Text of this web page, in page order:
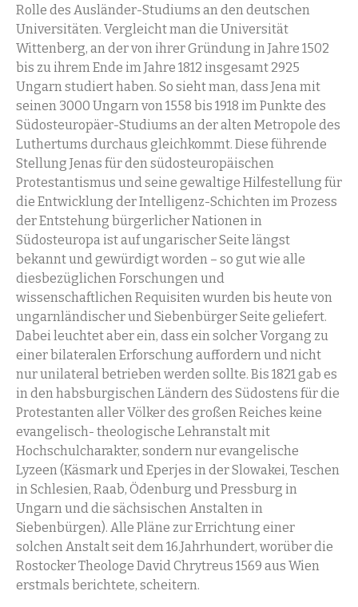
Rolle des Ausländer-Studiums an den deutschen
Universitäten. Vergleicht man die Universität
Wittenberg, an der von ihrer Gründung in Jahre 1502
bis zu ihrem Ende im Jahre 1812 insgesamt 2925
Ungarn studiert haben. So sieht man, dass Jena mit
seinen 3000 Ungarn von 1558 bis 1918 im Punkte des
Südosteuropäer-Studiums an der alten Metropole des
Luthertums durchaus gleichkommt. Diese führende
Stellung Jenas für den südosteuropäischen
Protestantismus und seine gewaltige Hilfestellung für
die Entwicklung der Intelligenz-Schichten im Prozess
der Entstehung bürgerlicher Nationen in
Südosteuropa ist auf ungarischer Seite längst
bekannt und gewürdigt worden – so gut wie alle
diesbezüglichen Forschungen und
wissenschaftlichen Requisiten wurden bis heute von
ungarnländischer und Siebenbürger Seite geliefert.
Dabei leuchtet aber ein, dass ein solcher Vorgang zu
einer bilateralen Erforschung auffordern und nicht
nur unilateral betrieben werden sollte. Bis 1821 gab es
in den habsburgischen Ländern des Südostens für die
Protestanten aller Völker des großen Reiches keine
evangelisch- theologische Lehranstalt mit
Hochschulcharakter, sondern nur evangelische
Lyzeen (Käsmark und Eperjes in der Slowakei, Teschen
in Schlesien, Raab, Ödenburg und Pressburg in
Ungarn und die sächsischen Anstalten in
Siebenbürgen). Alle Pläne zur Errichtung einer
solchen Anstalt seit dem 16.Jahrhundert, worüber die
Rostocker Theologe David Chrytreus 1569 aus Wien
erstmals berichtete, scheitern.